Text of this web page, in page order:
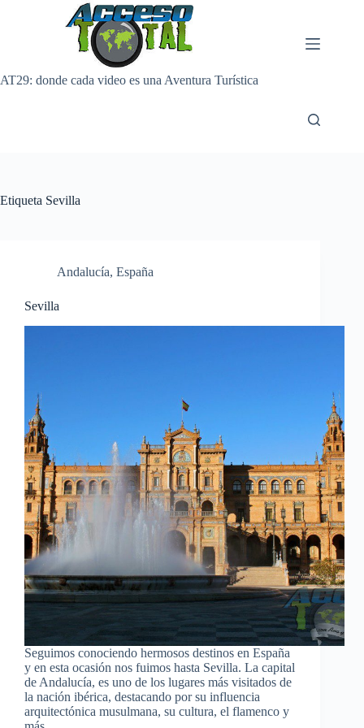
AT29: donde cada video es una Aventura Turística
Etiqueta Sevilla
Andalucía, España
Sevilla
Seguimos conociendo hermosos destinos en España
y en esta ocasión nos fuimos hasta Sevilla. La capital
de Andalucía, es uno de los lugares más visitados de
la nación ibérica, destacando por su influencia
arquitectónica musulmana, su cultura, el flamenco y